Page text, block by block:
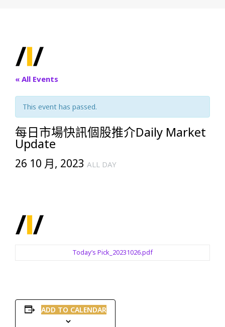
« All Events
This event has passed.
每日市場快訊個股推介Daily Market
Update
26 10 月, 2023 ALL DAY
Today’s Pick_20231026.pdf
ADD TO CALENDAR